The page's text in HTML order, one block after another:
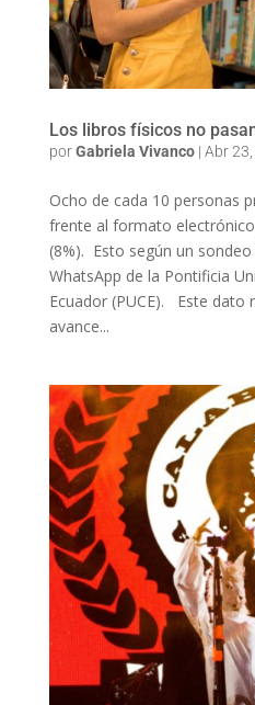
Los libros físicos no
porGabriela Vivanco| Abr
Ocho de cada 10 personas
frente al formato
(8%). Esto según un
WhatsApp de la Pontificia
Ecuador (PUCE). Este dato
avance...